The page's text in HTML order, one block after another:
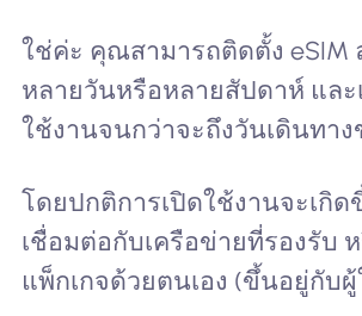
ใช่ค่ะ คุณสามารถติดตั้ง eSIM
หลายวันหรือหลายสัปดาห์ และ
ใช้งานจนกว่าจะถึงวันเดินทา
โดยปกติการเปิดใช้งานจะเกิ
เชื่อมต่อกับเครือข่ายที่รองรับ
แพ็กเกจด้วยตนเอง (ขึ้นอยู่กับ